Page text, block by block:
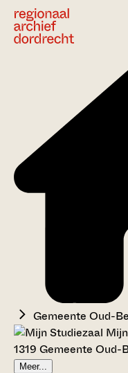
Gemeente Oud-
1319 Gemeente
Meer...